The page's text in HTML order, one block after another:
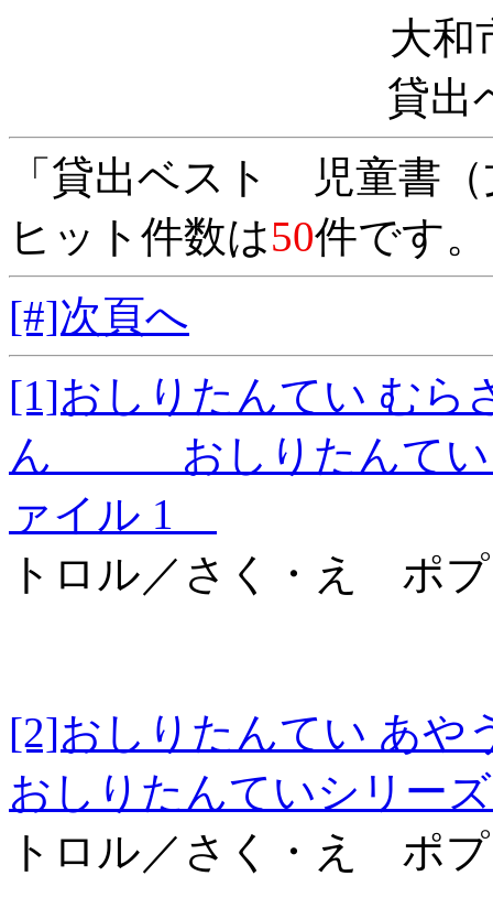
大和
貸出
「貸出ベスト 児童書
ヒット件数は50件です
[#]次頁へ
[1]おしりたんてい むら
ん おしりたんていシ
ァイル 1
トロル／さく・え ポ
[2]おしりたんてい
おしりたんていシリー
トロル／さく・え ポ